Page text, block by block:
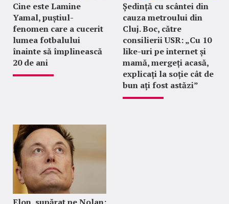
Cine este Lamine
Yamal, puștiul-
fenomen care a cucerit
lumea fotbalului
înainte să împlinească
20 de ani
Ședință cu scântei din
cauza metroului din
Cluj. Boc, către
consilierii USR: „Cu 10
like-uri pe internet și
mamă, mergeți acasă,
explicați la soție cât de
bun ați fost astăzi”